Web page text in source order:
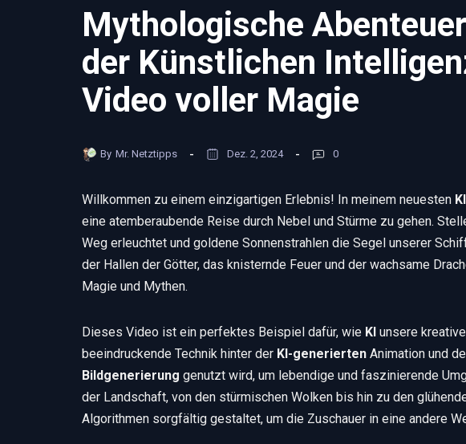
Mythologische
der Künstlichen
Video voller Magie
By Mr. Netztipps Dez. 2, 2024 0
Willkommen zu einem einzigartigen Erlebnis! In meinem neuesten
eine atemberaubende Reise durch Nebel und Stürme zu gehen.
Weg erleuchtet und goldene Sonnenstrahlen die Segel unserer
der Hallen der Götter, das knisternde Feuer und der wachsame
Magie und Mythen.
Dieses Video ist ein perfektes Beispiel dafür, wie KI unsere
beeindruckende Technik hinter der KI-generierten Animation und
Bildgenerierung genutzt wird, um lebendige und faszinierende
der Landschaft, von den stürmischen Wolken bis hin zu den
Algorithmen sorgfältig gestaltet, um die Zuschauer in eine andere